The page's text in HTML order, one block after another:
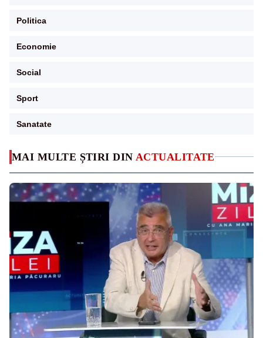
MAI MULTE ȘTIRI DIN ACTUALITATE
Politica
Economie
Social
Sport
Sanatate